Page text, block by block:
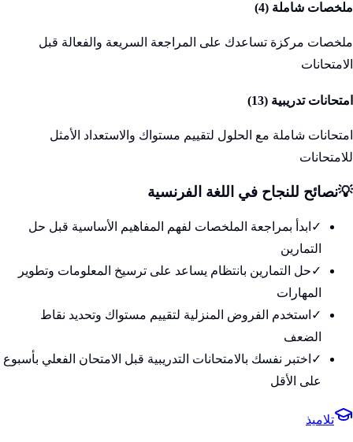
ملخصات شاملة (4
)
ملخصات مركزة تساعدك على المراجعة السريعة والفعالة قبل
الامتحانات
امتحانات تدريبية (13
)
امتحانات شاملة مع الحلول لتقييم مستواك والاستعداد الأمثل
للامتحانات
💡نصائح للنجاح في اللغة الفرنسية
✓ ابدأ بمراجعة الملخصات لفهم المفاهيم الأساسية قبل حل
التمارين
✓حل التمارين بانتظام يساعد على ترسيخ المعلومات وتطوير
المهارات
✓ استخدم الفروض المنزلية لتقييم مستواك وتحديد نقاط
الضعف
✓ اختبر نفسك بالامتحانات التدريبية قبل الامتحان الفعلي بأسبوع
على الأقل
تلاميذ